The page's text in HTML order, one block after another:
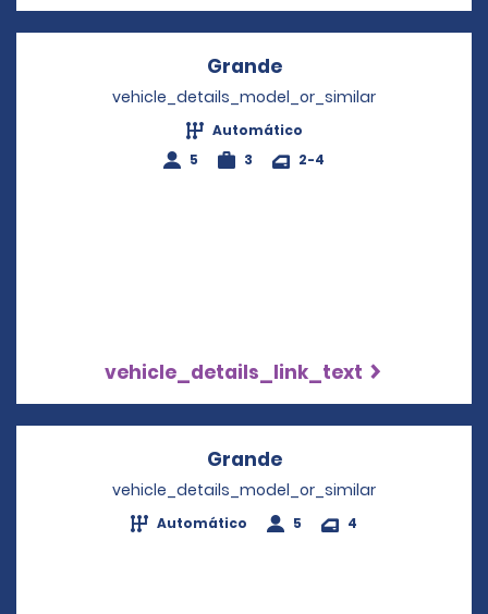
GrandeOpens in a new
vehicle_details_model_or_similar
Automático
5
3 2-4
vehicle_details_link_text
GrandeOpens in a new
vehicle_details_model_or_similar
Automático 5 4